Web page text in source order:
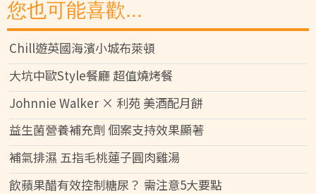
您也可能喜歡...
Chill遊英國海濱小城布萊頓
大坑中歐Style餐廳 超值燒烤餐
Johnnie Walker × 利苑 美酒配月餅
益生菌營養補充劑 個案支持效果顯著
補氣排濕 五指毛桃蓮子圓肉雞湯
飲蘋果醋有效控制糖尿？ 需注意5大要點